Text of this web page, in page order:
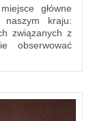
główne
naszym kraju:
związanych z
obserwować